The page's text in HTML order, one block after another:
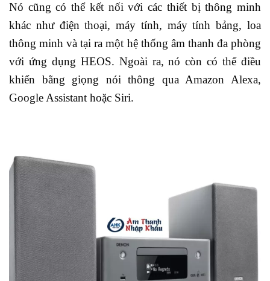
Nó cũng có thể kết nối với các thiết bị thông minh
khác như điện thoại, máy tính, máy tính bảng, loa
thông minh và tại ra một hệ thống âm thanh đa phòng
với ứng dụng HEOS. Ngoài ra, nó còn có thể điều
khiển bằng giọng nói thông qua Amazon Alexa,
Google Assistant hoặc Siri.